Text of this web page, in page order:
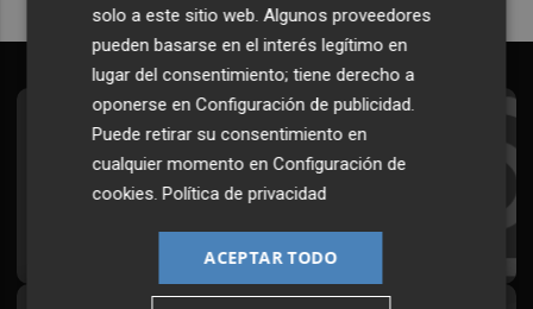
Suscríbete al Boletín
Todos los días a primera hora en tu email
¡Quiero suscribirme!
solo a este sitio web. Algunos proveedores
pueden basarse en el interés legítimo en
lugar del consentimiento; tiene derecho a
oponerse enConfiguración de publicidad.
Puede retirar su consentimiento en
cualquier momento enConfiguración de
cookies.Política de privacidad
ACEPTAR TODO